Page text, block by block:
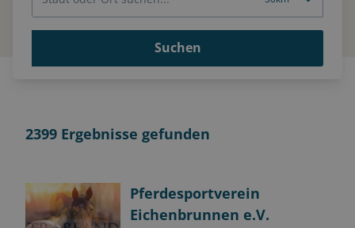
Suchen
2399 Ergebnisse gefunden
Pferdesportverein
Eichenbrunnen e.V.